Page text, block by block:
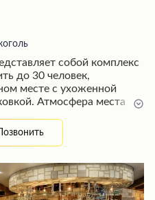
собой комплекс
до 30 человек,
месте с ухоженной
Атмосфера места
Персонал
и готов оказать любую
до крупных
на высоком уровне, а
отзывы посетителей.
Позвонить